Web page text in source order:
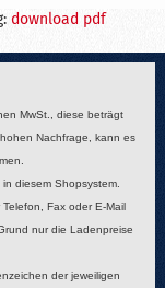
download pdf
MwSt., diese beträgt
Nachfrage, kann es
diesem Shopsystem.
Fax oder E-Mail
nur die Ladenpreise
der jeweiligen